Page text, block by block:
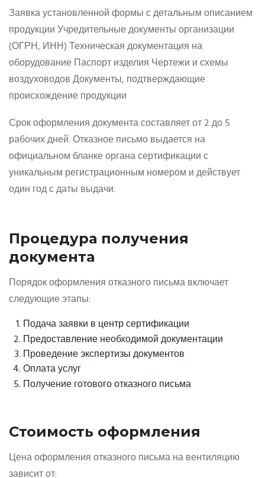
Заявка установленной формы с детальным описанием
продукции Учредительные документы организации
(ОГРН, ИНН) Техническая документация на
оборудование Паспорт изделия Чертежи и схемы
воздуховодов Документы, подтверждающие
происхождение продукции
Срок оформления документа составляет от 2 до 5
рабочих дней. Отказное письмо выдается на
официальном бланке органа сертификации с
уникальным регистрационным номером и действует
один год с даты выдачи.
Процедура получения
документа
Порядок оформления отказного письма включает
следующие этапы:
Подача заявки в центр сертификации
Предоставление необходимой документации
Проведение экспертизы документов
Оплата услуг
Получение готового отказного письма
Стоимость оформления
Цена оформления отказного письма на вентиляцию
зависит от: